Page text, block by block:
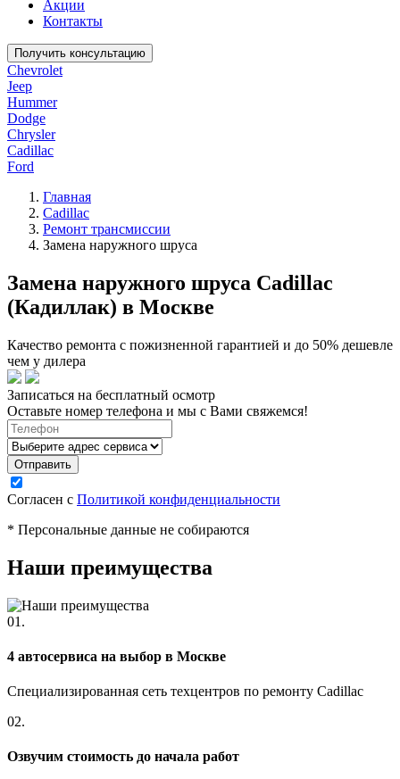
Акции
Контакты
Получить консультацию
Chevrolet
Jeep
Hummer
Dodge
Chrysler
Cadillac
Ford
Главная
Cadillac
Ремонт трансмиссии
Замена наружного шруса
Замена наружного шруса Cadillac
(Кадиллак) в Москве
Качество ремонта с пожизненной гарантией и до 50% дешевле
чем у дилера
Записаться на бесплатный осмотр
Оставьте номер телефона и мы с Вами свяжемся!
Согласен с Политикой конфиденциальности
* Персональные данные не собираются
Наши преимущества
01.
4 автосервиса на выбор в Москве
Специализированная сеть техцентров по ремонту Cadillac
02.
Озвучим стоимость до начала работ